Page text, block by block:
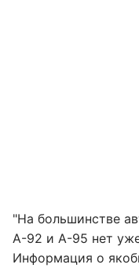
"На большинстве
А-92 и А-95 нет
Информация о